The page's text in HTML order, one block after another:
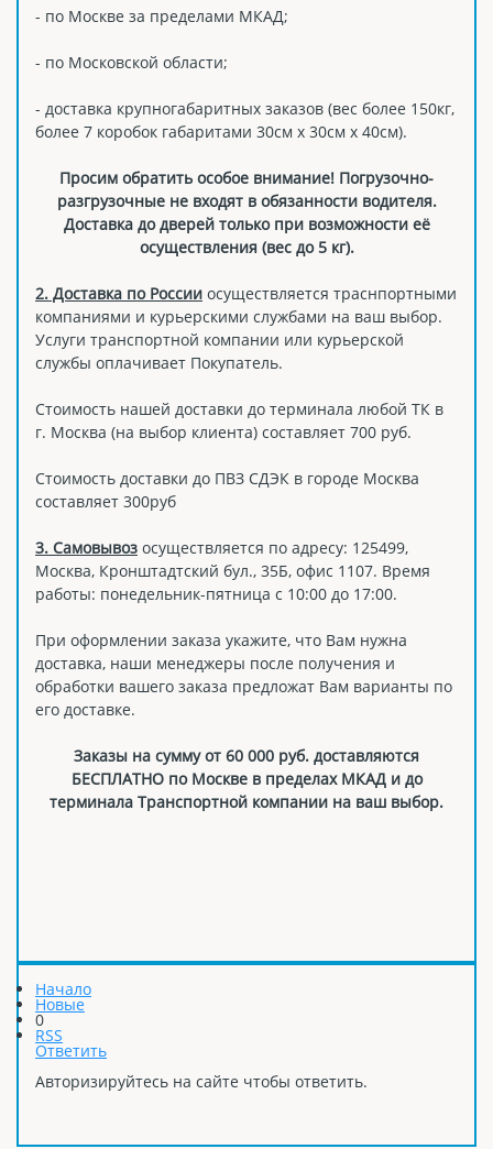
- по Москве за пределами МКАД;
- по Московской области;
- доставка крупногабаритных заказов (вес более 150кг,
более 7 коробок габаритами 30см х 30см х 40см).
Просим обратить особое внимание! Погрузочно-
разгрузочные не входят в обязанности водителя.
Доставка до дверей только при возможности её
осуществления (вес до 5 кг).
2. Доставка по России осуществляется траснпортными
компаниями и курьерскими службами на ваш выбор.
Услуги транспортной компании или курьерской
службы оплачивает Покупатель.
Стоимость нашей доставки до терминала любой ТК в
г. Москва (на выбор клиента) составляет 700 руб.
Стоимость доставки до ПВЗ СДЭК в городе Москва
составляет 300руб
3. Самовывоз осуществляется по адресу: 125499,
Москва, Кронштадтский бул., 35Б, офис 1107. Время
работы: понедельник-пятница с 10:00 до 17:00.
При оформлении заказа укажите, что Вам нужна
доставка, наши менеджеры после получения и
обработки вашего заказа предложат Вам варианты по
его доставке.
Заказы на сумму от 60 000 руб. доставляются
БЕСПЛАТНО по Москве в пределах МКАД и до
терминала Транспортной компании на ваш выбор.
Начало
Новые
0
RSS
Ответить
Авторизируйтесь на сайте чтобы ответить.